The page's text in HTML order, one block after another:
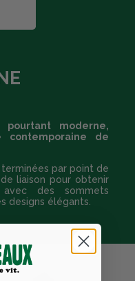
moderne,
contemporaine de
par point de
liaison pour obtenir
des sommets
designs élégants.